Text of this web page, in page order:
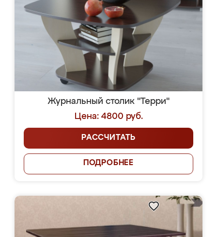
Журнальный столик "Терри"
Цена: 4800 руб.
РАССЧИТАТЬ
ПОДРОБНЕЕ